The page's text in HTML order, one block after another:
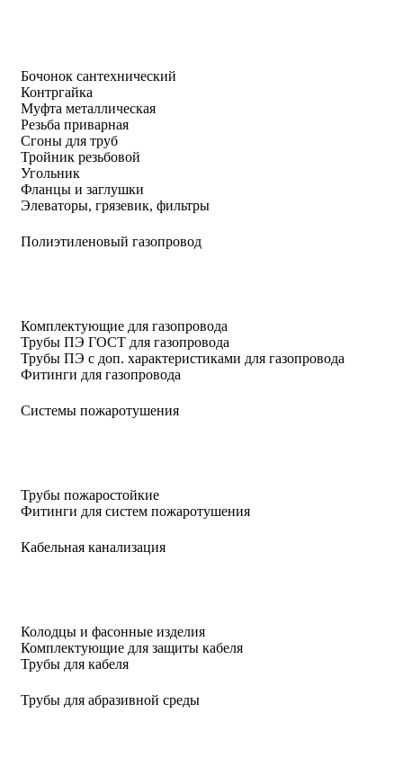
Бочонок сантехнический
Контргайка
Муфта металлическая
Резьба приварная
Сгоны для труб
Тройник резьбовой
Угольник
Фланцы и заглушки
Элеваторы, грязевик, фильтры
Полиэтиленовый газопровод
Комплектующие для газопровода
Трубы ПЭ ГОСТ для газопровода
Трубы ПЭ с доп. характеристиками для газопровода
Фитинги для газопровода
Системы пожаротушения
Трубы пожаростойкие
Фитинги для систем пожаротушения
Кабельная канализация
Колодцы и фасонные изделия
Комплектующие для защиты кабеля
Трубы для кабеля
Трубы для абразивной среды